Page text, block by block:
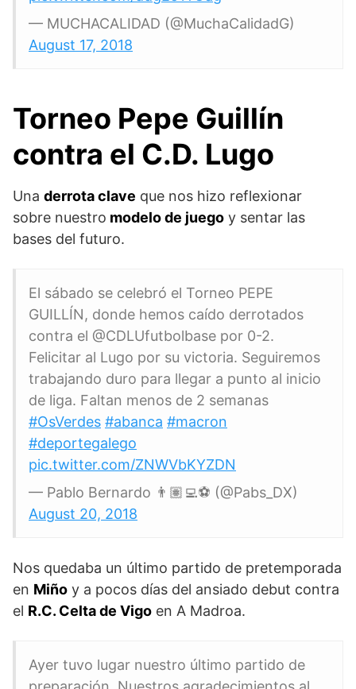
— MUCHACALIDAD (@MuchaCalidadG)
August 17, 2018
Torneo Pepe Guillín
contra el C.D. Lugo
Una derrota clave que nos hizo reflexionar
sobre nuestro modelo de juego y sentar las
bases del futuro.
El sábado se celebró el Torneo PEPE
GUILLÍN, donde hemos caído derrotados
contra el @CDLUfutbolbase por 0-2.
Felicitar al Lugo por su victoria. Seguiremos
trabajando duro para llegar a punto al inicio
de liga. Faltan menos de 2 semanas
#OsVerdes #abanca #macron
#deportegalego
pic.twitter.com/ZNWVbKYZDN
— Pablo Bernardo 👨🏽‍💻⚽️ (@Pabs_DX)
August 20, 2018
Nos quedaba un último partido de pretemporada
en Miño y a pocos días del ansiado debut contra
el R.C. Celta de Vigo en A Madroa.
Ayer tuvo lugar nuestro último partido de